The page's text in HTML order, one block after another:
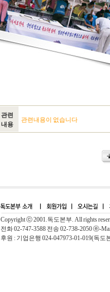
관련
내용
관련내용이 없습니다
Copyright ⓒ 2001.독도본부. All rights
전화 02-747-3588 전송 02-738-2050 ⓔ-
후원 : 기업은행 024-047973-01-019(독도